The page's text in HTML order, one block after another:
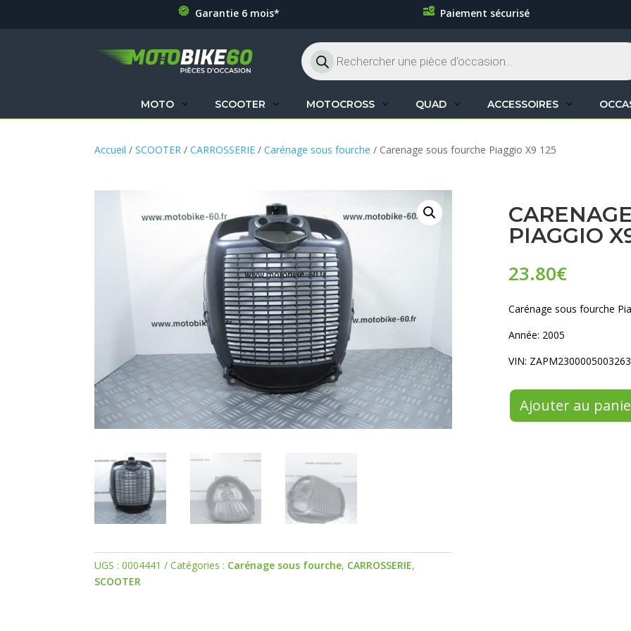
Garantie 6 mois* Paiement sécurisé
Recherche
de
produits
MOTO SCOOTER MOTOCROSS QUAD ACCESSOIRES
Accueil /SCOOTER /CARROSSERIE /Carénage sous fourche / Carenage sous fourche Piaggio X9 125
UGS :0004441 Catégories : Carénage sous fourche, CARROSSERIE,
SCOOTER
PIAGGIO
23.80€
Carénage sous fourche
Année: 2005
VIN: ZAPM2300005003263
Ajouter au